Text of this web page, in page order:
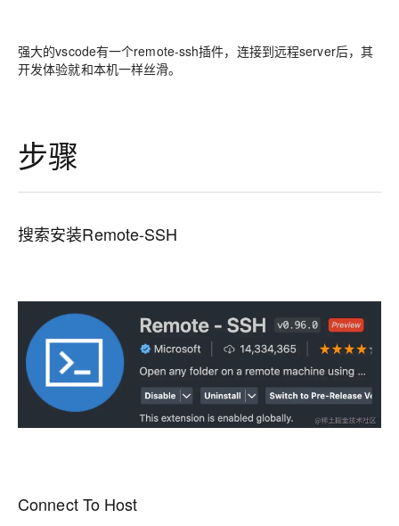
强大的vscode有一个remote-ssh插件，连接到远程server后，其
开发体验就和本机一样丝滑。
步骤
搜索安装Remote-SSH
Connect To Host